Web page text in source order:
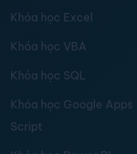
Khóa học Excel
Khóa học VBA
Khóa học SQL
Khóa học Google Apps
Script